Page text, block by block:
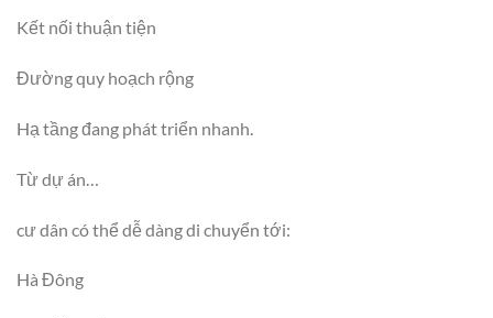
Kết nối thuận tiện
Đường quy hoạch rộng
Hạ tầng đang phát triển nhanh.
Từ dự án…
cư dân có thể dễ dàng di chuyển tới:
Hà Đông